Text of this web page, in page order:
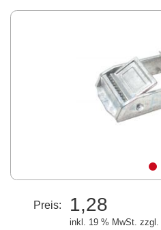
Preis: 1,28
inkl. 19 % MwSt. zzgl.